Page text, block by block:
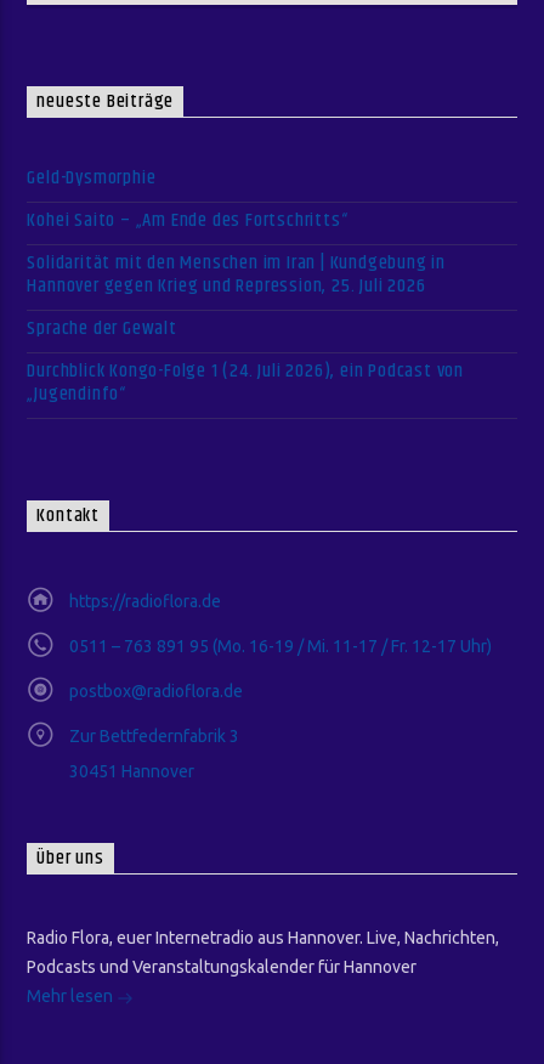
neueste Beiträge
Geld-Dysmorphie
Kohei Saito – „Am Ende des Fortschritts“
Solidarität mit den Menschen im Iran | Kundgebung in
Hannover gegen Krieg und Repression, 25. Juli 2026
Sprache der Gewalt
Durchblick Kongo-Folge 1 (24. Juli 2026), ein Podcast von
„Jugendinfo“
Kontakt
https://radioflora.de
0511 – 763 891 95 (Mo. 16-19 / Mi. 11-17 / Fr. 12-17 Uhr)
postbox@radioflora.de
Zur Bettfedernfabrik 3
30451 Hannover
Über uns
Radio Flora, euer Internetradio aus Hannover. Live, Nachrichten,
Podcasts und Veranstaltungskalender für Hannover
Mehr lesen